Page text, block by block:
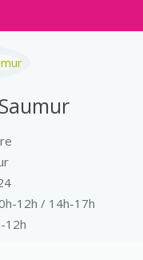
12h / 14h-17h
12h